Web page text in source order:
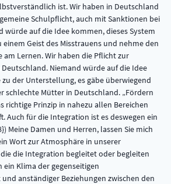
ist. Wir haben in Deutschland
Schulpflicht, auch mit Sanktionen bei
würde auf die Idee kommen, dieses System
einem Geist des Misstrauens und nehme den
am Lernen. Wir haben die Pflicht zur
Niemand würde auf die Idee
der Unterstellung, es gäbe überwiegend
schlechte Mütter in Deutschland. „Fördern
richtige Prinzip in nahezu allen Bereichen
Auch für die Integration ist es deswegen ein
Meine Damen und Herren, lassen Sie mich
Wort zur Atmosphäre in unserer
die die Integration begleitet oder begleiten
ein Klima der gegenseitigen
anständiger Beziehungen zwischen den